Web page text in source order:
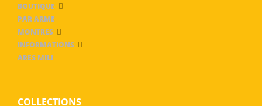
BOUTIQUE
PAR ARME
MONTRES
INFORMATIONS
ARES MILI
COLLECTIONS